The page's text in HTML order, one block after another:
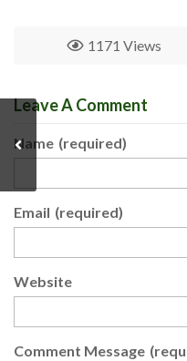
1171 Views
Leave A Comment
Name (required)
Email (required)
Website
Comment Message